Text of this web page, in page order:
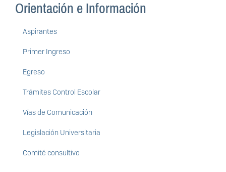
Orientación e Información
Aspirantes
Primer Ingreso
Egreso
Trámites Control Escolar
Vías de Comunicación
Legislación Universitaria
Comité consultivo